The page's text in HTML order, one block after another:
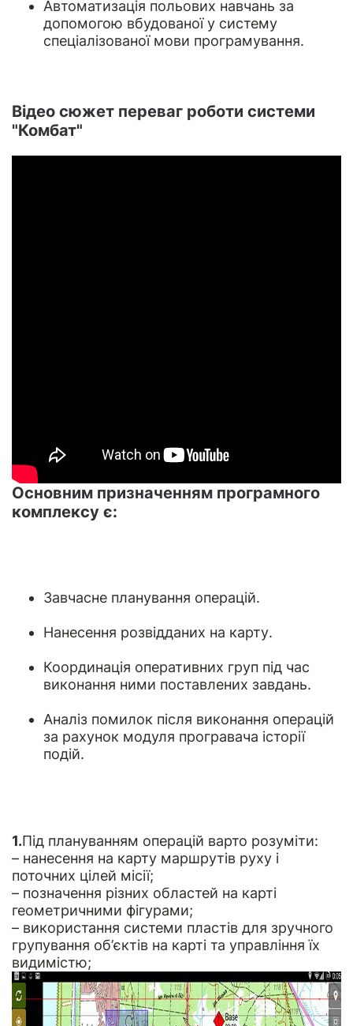
Автоматизація польових навчань за
допомогою вбудованої у систему
спеціалізованої мови програмування.
Відео сюжет переваг роботи системи
"Комбат"
Основним призначенням програмного
комплексу є:
Завчасне планування операцій.
Нанесення розвідданих на карту.
Координація оперативних груп під час
виконання ними поставлених завдань.
Аналіз помилок після виконання операцій
за рахунок модуля програвача історії
подій.
1.Під плануванням операцій варто розуміти:
– нанесення на карту маршрутів руху і
поточних цілей місії;
– позначення різних областей на карті
геометричними фігурами;
– використання системи пластів для зручного
групування об’єктів на карті та управління їх
видимістю;